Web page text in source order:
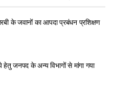
के जवानों का आपदा प्रबंधन प्रशिक्षण
जनपद के अन्य विभागों से मांगा गया